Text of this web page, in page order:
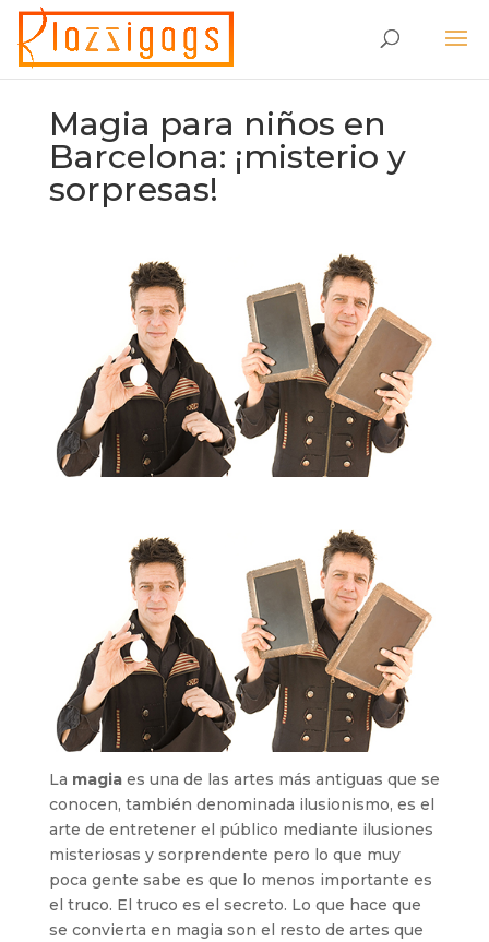
Magia para niños en
Barcelona: ¡misterio y
sorpresas!
La magiaes una de las artes más antiguas que se
conocen, también denominada ilusionismo, es el
arte de entretener el público mediante ilusiones
misteriosas y sorprendente pero lo que muy
poca gente sabe es que lo menos importante es
el truco. El truco es el secreto. Lo que hace que
se convierta en magia son el resto de artes que